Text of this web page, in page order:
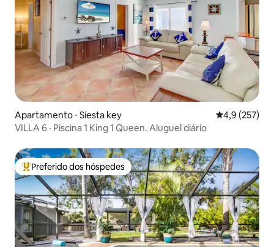
Apartamento ⋅ Siesta key 4,9 de uma
4,9 (257)
VILLA 6 · Piscina 1 King 1 Queen. Aluguel diário
Entre os melhores preferidos dos hóspedes
Preferido dos hóspedes